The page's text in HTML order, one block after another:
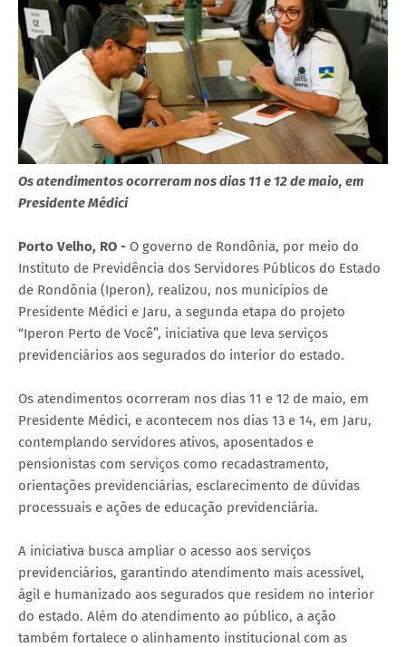
Os atendimentos ocorreram nos dias 11 e 12 de maio, em
Presidente Médici
Porto Velho, RO - O governo de Rondônia, por meio do
Instituto de Previdência dos Servidores Públicos do Estado
de Rondônia (Iperon), realizou, nos municípios de
Presidente Médici e Jaru, a segunda etapa do projeto
“Iperon Perto de Você”, iniciativa que leva serviços
previdenciários aos segurados do interior do estado.
Os atendimentos ocorreram nos dias 11 e 12 de maio, em
Presidente Médici, e acontecem nos dias 13 e 14, em Jaru,
contemplando servidores ativos, aposentados e
pensionistas com serviços como recadastramento,
orientações previdenciárias, esclarecimento de dúvidas
processuais e ações de educação previdenciária.
A iniciativa busca ampliar o acesso aos serviços
previdenciários, garantindo atendimento mais acessível,
ágil e humanizado aos segurados que residem no interior
do estado. Além do atendimento ao público, a ação
também fortalece o alinhamento institucional com as